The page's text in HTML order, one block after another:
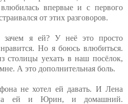
впервые и с первого
от этих разговоров.
я ей? У неё это просто
Но я боюсь влюбиться.
столицы уехать в наш посёлок,
А это дополнительная боль.
не хотел ей давать. И Лена
ей и Юрин, и домашний.